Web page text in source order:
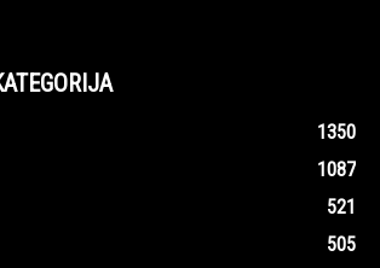
1350
1087
521
505